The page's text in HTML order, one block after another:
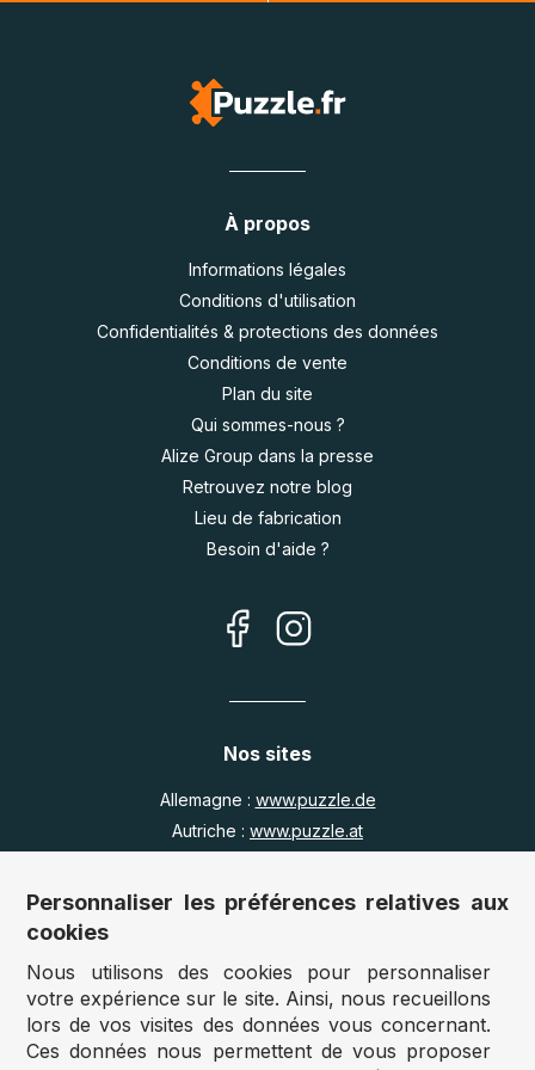
À propos
Informations légales
Conditions d'utilisation
Confidentialités & protections des données
Conditions de vente
Plan du site
Qui sommes-nous ?
Alize Group dans la presse
Retrouvez notre blog
Lieu de fabrication
Besoin d'aide ?
Nos sites
Allemagne : www.puzzle.de
Autriche : www.puzzle.at
Royaume Uni :
www.jigsawpuzzle.co.uk
Accès revendeurs / détaillants
Vous avez un magasin ?
Vous souhaitez accéder à nos prix revendeurs ?
Personnaliser les préférences relatives aux
cookies
Nous utilisons des cookies pour personnaliser
votre expérience sur le site. Ainsi, nous recueillons
lors de vos visites des données vous concernant.
Ces données nous permettent de vous proposer